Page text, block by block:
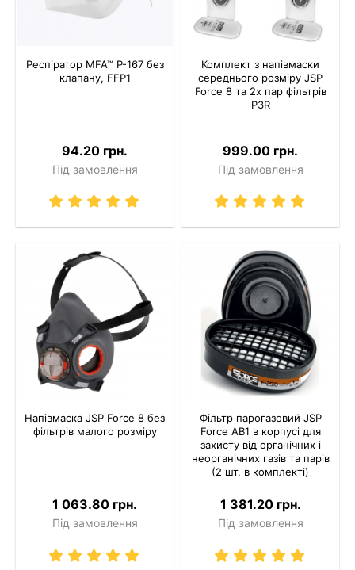
Респіратор MFA™ P-167 без
клапану, FFP1
94.20 грн.
Під замовлення
Комплект з напівмаски
середнього розміру JSP
Force 8 та 2х пар фільтрів
P3R
999.00 грн.
Під замовлення
Напівмаска JSP Force 8 без
фільтрів малого розміру
1 063.80 грн.
Під замовлення
Фільтр парогазовий JSP
Force AB1 в корпусі для
захисту від органічних і
неорганічних газів та парів
(2 шт. в комплекті)
1 381.20 грн.
Під замовлення